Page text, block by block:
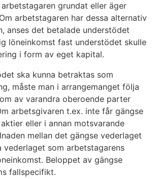
grundat eller äger
arbetstagaren har dessa alternativ
anses det betalade understödet
löneinkomst fast understödet skulle
i form av eget kapital.
ska kunna betraktas som
måste man i arrangemanget följa
av varandra oberoende parter
arbetsgivaren t.ex. inte får gängse
eller i annan motsvarande
mellan det gängse vederlaget
vederlaget som arbetstagarens
Beloppet av gängse
fallspecifikt.